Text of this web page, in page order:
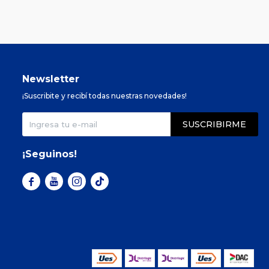
Newsletter
¡Suscribite y recibí todas nuestras novedades!
SUSCRIBIRME
¡Seguinos!
  